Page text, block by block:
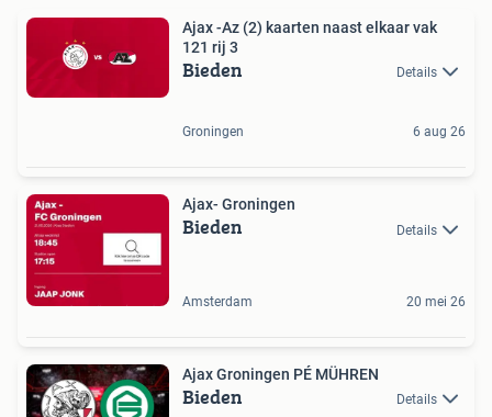
Ajax -Az (2) kaarten naast elkaar vak
121 rij 3
Bieden Details
Groningen 6 aug 26
Ajax- Groningen
Bieden Details
Amsterdam 20 mei 26
Ajax Groningen PÉ MÜHREN
Bieden Details